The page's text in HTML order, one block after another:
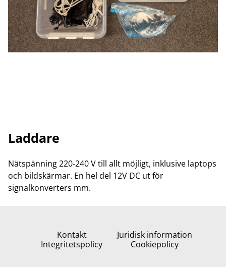
Laddare
Nätspänning 220-240 V till allt möjligt, inklusive laptops
och bildskärmar. En hel del 12V DC ut för
signalkonverters mm.
Kontakt
Juridisk information
Integritetspolicy
Cookiepolicy